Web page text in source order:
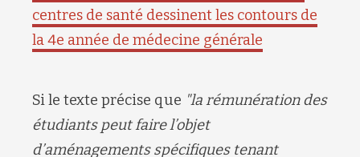
centres de santé dessinent les contours de
la 4e année de médecine générale
Si le texte précise que "la rémunération des
étudiants peut faire l’objet
d’aménagements spécifiques tenant